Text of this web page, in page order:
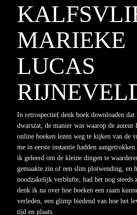
MARIEKE
LUCAS
In retrospectief denk boek downloaden
dwarszat, de manier was waarop de auteur
online boeken lezen weg te kijken van de
me in eerste instantie hadden
ik geleerd om de kleine dingen te
gemaakte zin of een slim plotwending, en
noodzakelijk verblufte, had het nog steeds
denk ik na over hoe boeken een raam
verleden, een glimp biedend van hoe het
tijd en plaats.